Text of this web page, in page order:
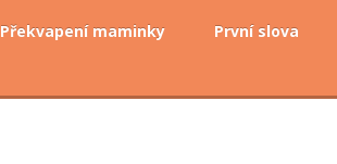
Překvapení maminky První slova